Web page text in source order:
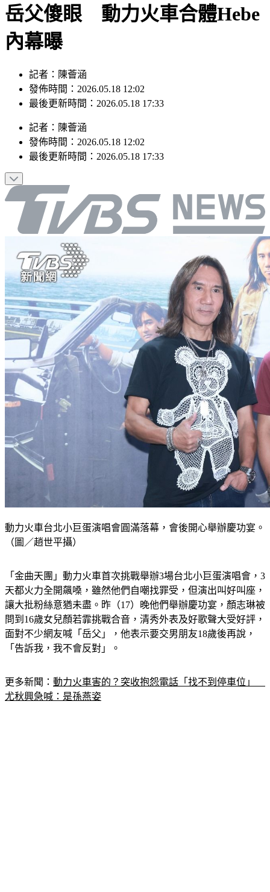
岳父傻眼 動力火車合體Hebe
內幕曝
記者：陳薈涵
發佈時間：2026.05.18 12:02
最後更新時間：2026.05.18 17:33
記者 ： 陳薈涵
發佈時間： 2026.05.18 12:02
最後更新時間： 2026.05.18 17:33
動力火車台北小巨蛋演唱會圓滿落幕，會後開心舉辦慶功宴。
（圖／趙世平攝）
「金曲天團」動力火車首次挑戰舉辦3場台北小巨蛋演唱會，3
天都火力全開飆嗓，雖然他們自嘲找罪受，但演出叫好叫座，
讓大批粉絲意猶未盡。昨（17）晚他們舉辦慶功宴，顏志琳被
問到16歲女兒顏若霏挑戰合音，清秀外表及好歌聲大受好評，
面對不少網友喊「岳父」，他表示要交男朋友18歲後再說，
「告訴我，我不會反對」。
更多新聞： 動力火車害的？突收抱怨電話「找不到停車位」
尤秋興急喊：是孫燕姿